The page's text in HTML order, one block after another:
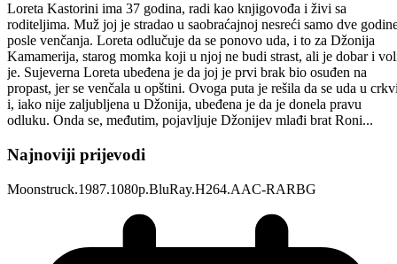
Loreta Kastorini ima 37 godina, radi kao knjigovođa i živi sa
roditeljima. Muž joj je stradao u saobraćajnoj nesreći samo dve
posle venčanja. Loreta odlučuje da se ponovo uda, i to za Džonija
Kamamerija, starog momka koji u njoj ne budi strast, ali je dobar i
je. Sujeverna Loreta ubeđena je da joj je prvi brak bio osuđen na
propast, jer se venčala u opštini. Ovoga puta je rešila da se uda u
i, iako nije zaljubljena u Džonija, ubeđena je da je donela pravu
odluku. Onda se, međutim, pojavljuje Džonijev mlađi brat Roni...
Najnoviji prijevodi
Moonstruck.1987.1080p.BluRay.H264.AAC-RARBG